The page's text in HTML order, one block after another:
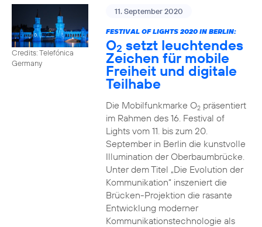
Credits: Telefónica
Germany
11. September 2020
FESTIVAL OF LIGHTS 2020 IN BERLIN:
O2 setzt leuchtendes
Zeichen für mobile
Freiheit und digitale
Teilhabe
Die Mobilfunkmarke O2präsentiert
im Rahmen des 16. Festival of
Lights vom 11. bis zum 20.
September in Berlin die kunstvolle
Illumination der Oberbaumbrücke.
Unter dem Titel „Die Evolution der
Kommunikation“ inszeniert die
Brücken-Projektion die rasante
Entwicklung moderner
Kommunikationstechnologie als